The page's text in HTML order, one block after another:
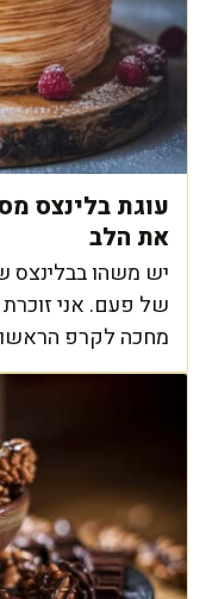
עוגת בלינצס
את הלב
יש משהו בבלינצס
של פעם. אני
מחכה לקרפ